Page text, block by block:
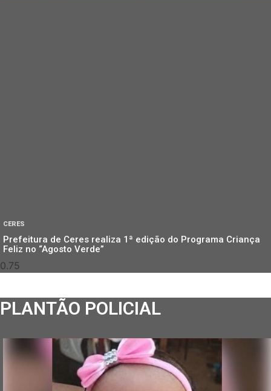
CERES
Prefeitura de Ceres realiza 1ª edição do Programa Criança
Feliz no “Agosto Verde”
PLANTÃO POLICIAL